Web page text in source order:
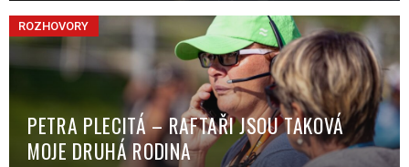
ROZHOVORY
PETRA PLECITÁ – RAFTAŘI JSOU TAKOVÁ
MOJE DRUHÁ RODINA